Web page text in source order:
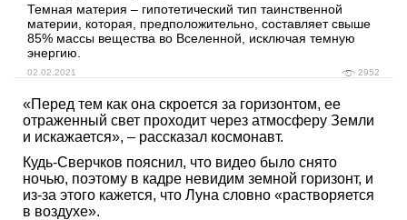
Темная материя – гипотетический тип таинственной
материи, которая, предположительно, составляет свыше
85% массы вещества во Вселенной, исключая темную
энергию.
02.02.2021 2952
«Перед тем как она скроется за горизонтом, ее
отраженный свет проходит через атмосферу Земли
и искажается», – рассказал космонавт.
Кудь-Сверчков пояснил, что видео было снято
ночью, поэтому в кадре невидим земной горизонт, и
из-за этого кажется, что Луна словно «растворяется
в воздухе».